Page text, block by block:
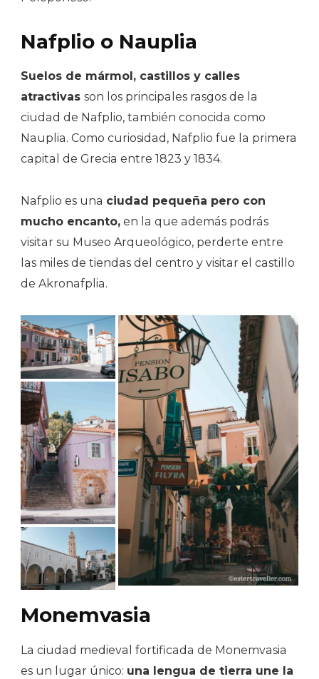
Nafplio o Nauplia
Suelos de mármol, castillos y calles
atractivas son los principales rasgos de la
ciudad de Nafplio, también conocida como
Nauplia. Como curiosidad, Nafplio fue la primera
capital de Grecia entre 1823 y 1834.
Nafplio es una ciudad pequeña pero con
mucho encanto, en la que además podrás
visitar su Museo Arqueológico, perderte entre
las miles de tiendas del centro y visitar el castillo
de Akronafplia.
Monemvasia
La ciudad medieval fortificada de Monemvasia
es un lugar único: una lengua de tierra une la